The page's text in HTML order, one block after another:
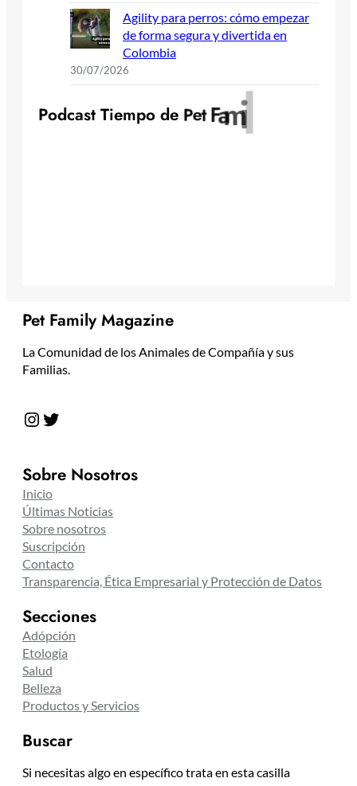
Agility para perros: cómo empezar
de forma segura y divertida en
Colombia
30/07/2026
Podcast Tiempo de PetFamil
Pet Family Magazine
La Comunidad de los Animales de Compañía y sus
Familias.
Instagram Twitter
Sobre Nosotros
Inicio
Últimas Noticias
Sobre nosotros
Suscripción
Contacto
Transparencia, Ética Empresarial y Protección de Datos
Secciones
Adópción
Etología
Salud
Belleza
Productos y Servicios
Buscar
Si necesitas algo en específico trata en esta casilla